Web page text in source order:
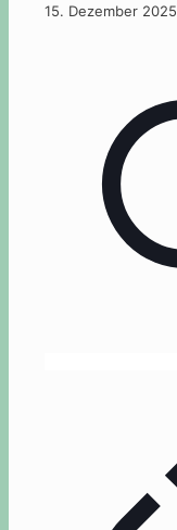
15. Dezember 2025